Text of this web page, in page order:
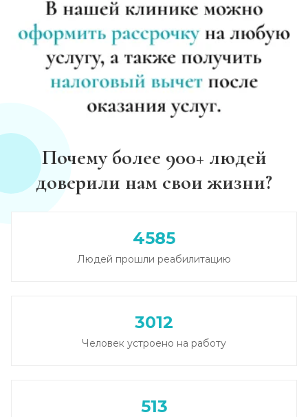
Почему более 900+ людей
доверили нам свои жизни?
4585
Людей прошли реабилитацию
3012
Человек устроено на работу
513